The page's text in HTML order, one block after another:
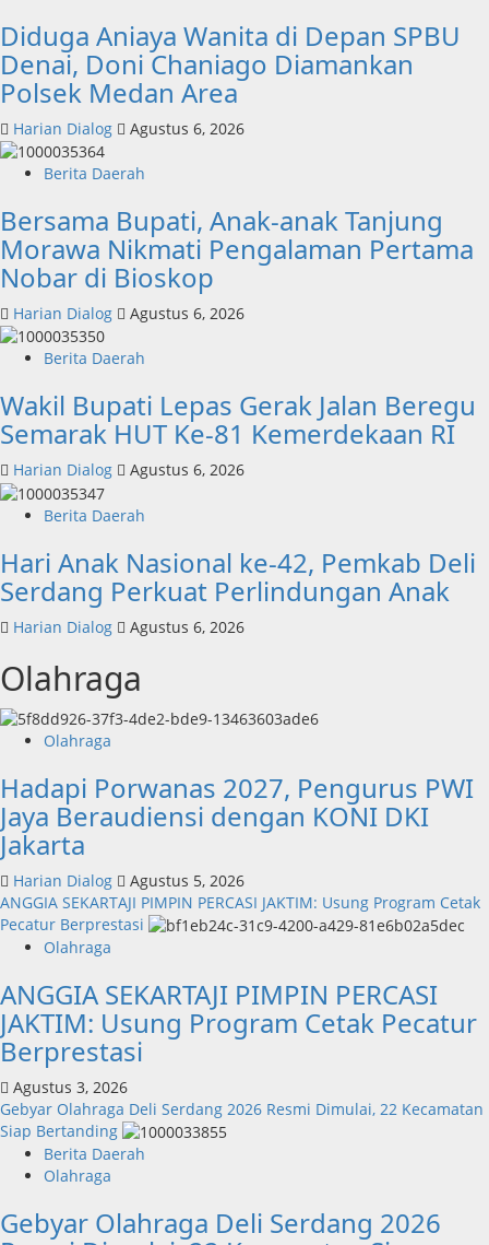
Diduga Aniaya Wanita di Depan SPBU
Denai, Doni Chaniago Diamankan
Polsek Medan Area
Harian Dialog Agustus 6, 2026
Berita Daerah
Bersama Bupati, Anak-anak Tanjung
Morawa Nikmati Pengalaman Pertama
Nobar di Bioskop
Harian Dialog Agustus 6, 2026
Berita Daerah
Wakil Bupati Lepas Gerak Jalan Beregu
Semarak HUT Ke-81 Kemerdekaan RI
Harian Dialog Agustus 6, 2026
Berita Daerah
Hari Anak Nasional ke-42, Pemkab Deli
Serdang Perkuat Perlindungan Anak
Harian Dialog Agustus 6, 2026
Olahraga
Olahraga
Hadapi Porwanas 2027, Pengurus PWI
Jaya Beraudiensi dengan KONI DKI
Jakarta
Harian Dialog
Agustus 5, 2026
ANGGIA SEKARTAJI PIMPIN PERCASI JAKTIM: Usung Program Cetak
Pecatur Berprestasi
Olahraga
ANGGIA SEKARTAJI PIMPIN PERCASI
JAKTIM: Usung Program Cetak Pecatur
Berprestasi
Agustus 3, 2026
Gebyar Olahraga Deli Serdang 2026 Resmi Dimulai, 22 Kecamatan
Siap Bertanding
Berita Daerah
Olahraga
Gebyar Olahraga Deli Serdang 2026